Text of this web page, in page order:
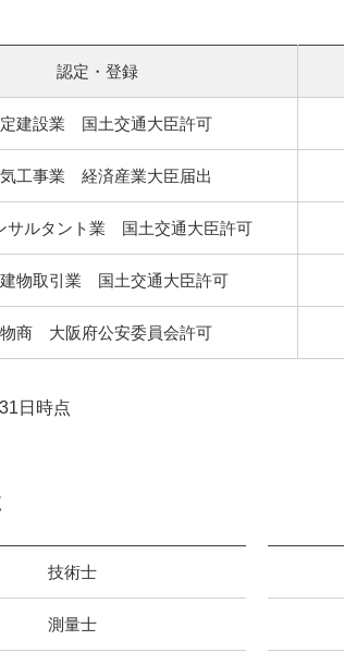
認定・登録
建設業 国土交通大臣許可
工事業 経済産業大臣届出
サルタント業 国土交通大臣許可
物取引業 国土交通大臣許可
商 大阪府公安委員会許可
日時点
技術士
測量士